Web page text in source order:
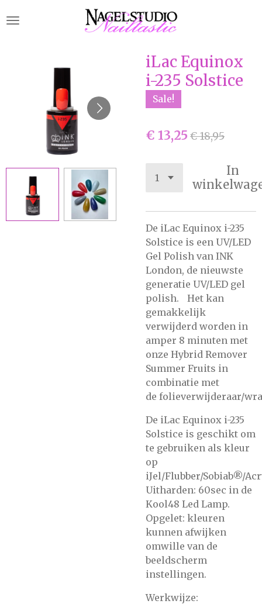
direct
hoofdinhoud
iLac Equinox
i-235 Solstice
Sale!
€ 13,25 € 18,95
In
De iLac Equinox i-235
Solstice is een UV/LED
Gel Polish van INK
London, de nieuwste
generatie UV/LED gel
polish. Het kan
gemakkelijk
verwijderd worden in
amper 8 minuten met
onze Hybrid Remover
Summer Fruits in
combinatie met
de folieverwijderaar/
De iLac Equinox i-235
Solstice is geschikt om
te gebruiken als kleur
op
iJel/Flubber/Sobiab®/
Uitharden: 60sec in de
Kool48 Led Lamp.
Opgelet: kleuren
kunnen afwijken
omwille van de
beeldscherm
instellingen.
Werkwijze: